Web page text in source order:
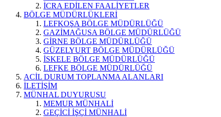
İCRA EDİLEN FAALİYETLER
BÖLGE MÜDÜRLÜKLERİ
LEFKOŞA BÖLGE MÜDÜRLÜĞÜ
GAZİMAĞUSA BÖLGE MÜDÜRLÜĞÜ
GİRNE BÖLGE MÜDÜRLÜĞÜ
GÜZELYURT BÖLGE MÜDÜRLÜĞÜ
İSKELE BÖLGE MÜDÜRLÜĞÜ
LEFKE BÖLGE MÜDÜRLÜĞÜ
ACİL DURUM TOPLANMA ALANLARI
İLETİŞİM
MÜNHAL DUYURUSU
MEMUR MÜNHALİ
GEÇİCİ İŞÇİ MÜNHALİ